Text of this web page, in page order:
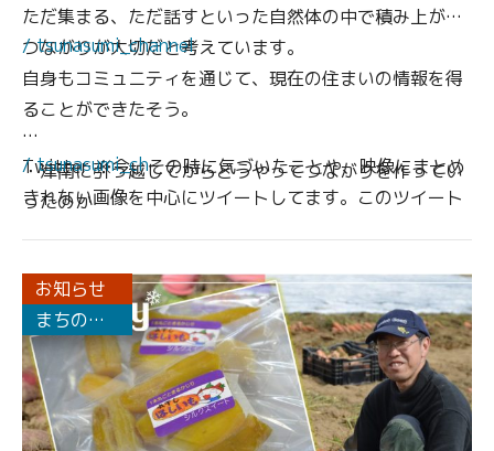
感謝の気持ちを大切にして、日々精進している様子をご
覧いただけます。
ーーーーー
撮影協力
ママのおやつ
ーーーーー
【つなすみチャンネルSTORY】とは
雪国津南に集まった人々の物語。それぞれの自分らしい
暮らし方。
ただ集まる、ただ話すといった自然体の中で積み上がる
つながりが大切だと考えています。
自身もコミュニティを通じて、現在の住まいの情報を得
ることができたそう。
・津南に引っ越してからどうやってつながりを作ってい
ったのか
・キャンプ場に勤めながら楽しむ自分の時間
になった除雪の様子
・田舎で暮らすのは年が若いうちの方がよいのでは
など、金谷さんの人柄や想いがギュッと詰まった内容で
す。
/ tsunasumi_channel
Twitter ※今、その時に気づいたことや、映像にまとめ
きれない画像を中心にツイートしてます。このツイート
/ tsunasumi_ch
お知らせ
まちの人
の声